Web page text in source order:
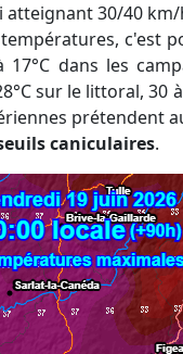
atteignant 30/40
c'est
17°C dans les
sur le littoral, 30
prétendent
caniculaires.